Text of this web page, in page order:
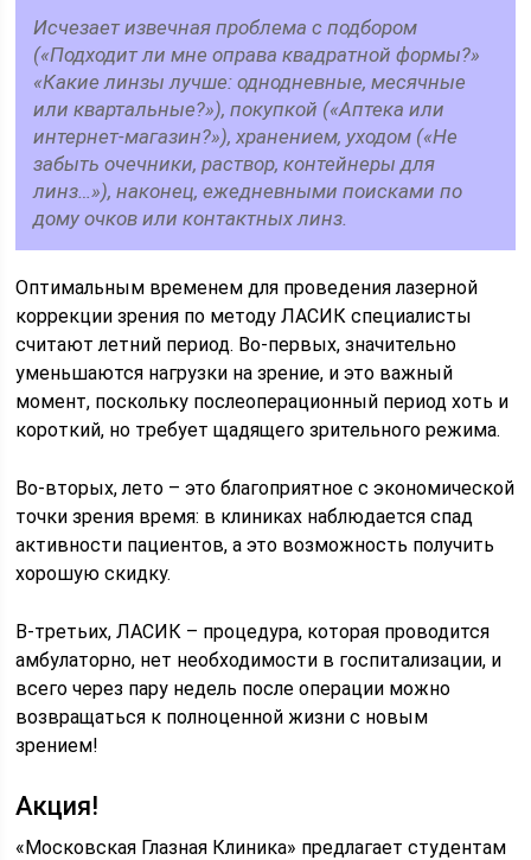
Исчезает извечная проблема с подбором
(«Подходит ли мне оправа квадратной формы?»
«Какие линзы лучше: однодневные, месячные
или квартальные?»), покупкой («Аптека или
интернет-магазин?»), хранением, уходом («Не
забыть очечники, раствор, контейнеры для
линз…»), наконец, ежедневными поисками по
дому очков или контактных линз.
Оптимальным временем для проведения лазерной
коррекции зрения по методу ЛАСИК специалисты
считают летний период. Во-первых, значительно
уменьшаются нагрузки на зрение, и это важный
момент, поскольку послеоперационный период хоть и
короткий, но требует щадящего зрительного режима.
Во-вторых, лето – это благоприятное с экономической
точки зрения время: в клиниках наблюдается спад
активности пациентов, а это возможность получить
хорошую скидку.
В-третьих, ЛАСИК – процедура, которая проводится
амбулаторно, нет необходимости в госпитализации, и
всего через пару недель после операции можно
возвращаться к полноценной жизни с новым
зрением!
Акция!
«Московская Глазная Клиника» предлагает студентам